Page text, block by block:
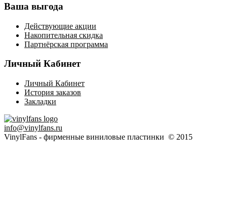
Ваша выгода
Действующие акции
Накопительная скидка
Партнёрская программа
Личный Кабинет
Личный Кабинет
История заказов
Закладки
info@vinylfans.ru
VinylFans - фирменные виниловые пластинки © 2015